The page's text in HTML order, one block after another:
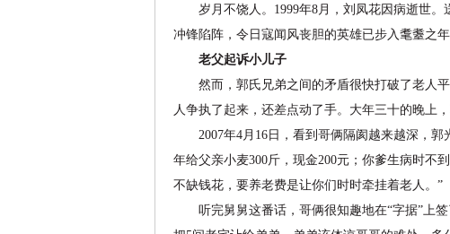
岁月不饶人。1999年8月，刘凤花因病逝世。
冲锋陷阵，令日寇闻风丧胆的英雄已步入耄耋之
老父起诉小儿子
然而，郭氏兄弟之间的矛盾很快打破了老人平
人争执了起来，还差点动了手。大年三十的晚上
2007年4月16日，看到哥俩隔阂越来越深，郭
年给父亲小麦300斤，现金200元；你爹生病时不
不缺钱花，要养老费是让你们时时牵挂着老人。”
听完舅舅这番话，哥俩很知趣地在“字据”上签